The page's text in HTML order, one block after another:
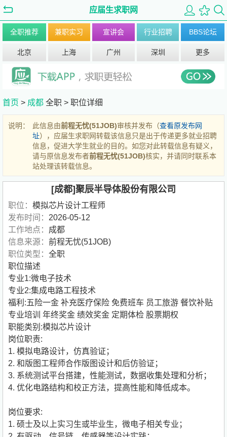
应届生求职网
全职推荐 兼职实习 宣讲会 行业招聘 BBS论坛
北京 上海 广州 深圳 更多
首页 > 成都 全职 > 职位详细
说明： 此信息由前程无忧(51JOB)审核并发布（查看原发布网
址），应届生求职网转载该信息只是出于传递更多就业招聘
信息，促进大学生就业的目的。如您对此转载信息有疑义，
请与原信息发布者前程无忧(51JOB)核实，并请同时联系本
站处理该转载信息。
[成都]聚辰半导体股份有限公司
职位： 模拟芯片设计工程师
发布时间： 2026-05-12
工作地点： 成都
信息来源： 前程无忧(51JOB)
职位类型： 全职
职位描述
专业1:微电子技术
专业2:集成电路工程技术
福利:五险一金 补充医疗保险 免费班车 员工旅游 餐饮补贴
专业培训 年终奖金 绩效奖金 定期体检 股票期权
职能类别:模拟芯片设计
岗位职责:
1. 模拟电路设计，仿真验证；
2. 和版图工程师合作版图设计和后仿验证；
3. 系统测试平台搭建，性能测试，数据收集处理和分析；
4. 优化电路结构和校正方法，提高性能和降低成本。
岗位要求:
1. 硕士及以上实习生或毕业生，微电子相关专业；